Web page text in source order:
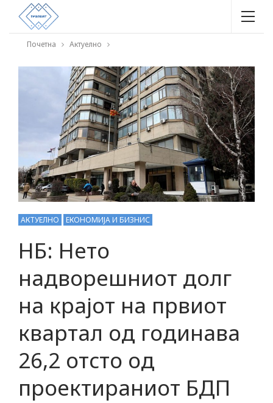
Почетна Актуелно
АКТУЕЛНО ЕКОНОМИЈА И БИЗНИС
НБ: Нето
надворешниот долг
на крајот на првиот
квартал од годинава
26,2 отсто од
проектираниот БДП